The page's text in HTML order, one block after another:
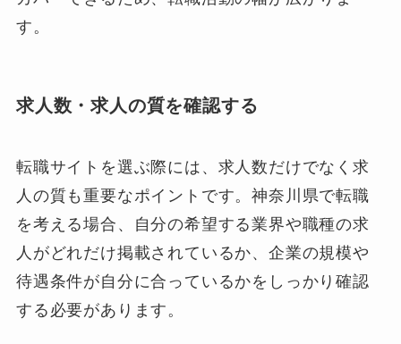
す。
求人数・求人の質を確認する
転職サイトを選ぶ際には、求人数だけでなく求
人の質も重要なポイントです。神奈川県で転職
を考える場合、自分の希望する業界や職種の求
人がどれだけ掲載されているか、企業の規模や
待遇条件が自分に合っているかをしっかり確認
する必要があります。